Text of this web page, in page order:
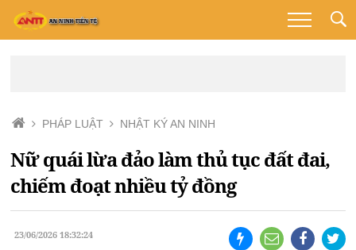
PHÁP LUẬT NHẬT KÝ AN NINH
Nữ quái lừa đảo làm thủ tục đất đai,
chiếm đoạt nhiều tỷ đồng
23/06/2026 18:32:24